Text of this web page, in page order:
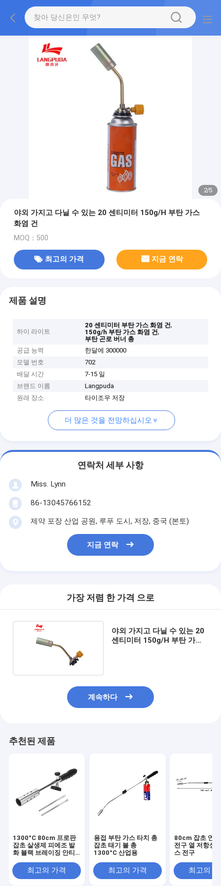
2/5
야외 가지고 다닐 수 있는 20 센티미터 150g/H 부탄 가스
화염 건
MOQ：500
최고의 가격 지금 연락
제품 설명
하이 라이트
20 센티미터 부탄 가스 화염 건,
150g/h 부탄 가스 화염 건,
부탄 곤로 버너 총
공급 능력
한달에 300000
모델 번호
702
배달 시간
7-15 일
브랜드 이름
Langpuda
원래 장소
타이조우 저장
더 많은 것을 전망하십시오
연락처 세부 사항
Miss. Lynn
86-13045766152
제약 포장 산업 공원, 루푸 도시, 저장, 중국 (본토)
지금 연락
가장 저렴 한 가격 으로
야외 가지고 다닐 수 있는 20
센티미터 150g/H 부탄 가스
계속하다
추천된 제품
1300°C 80cm 프로판
잡초 살생제 피에조 발
화 블랙 브레이징 안티
최고의 가격
용접 부탄 가스 타치 총
잡초 태기 불 총
1300°C 산업용
최고의 가격
80cm 잡초 연
전구 열 저항성
스 전구
최고의